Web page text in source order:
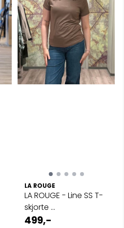
LA ROUGE
LA ROUGE - Line SS T-
skjorte ...
499,-